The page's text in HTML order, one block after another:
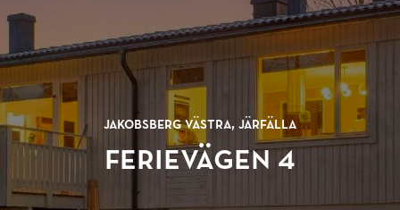
Jakobsberg västra, Järfälla
Ferievägen 4